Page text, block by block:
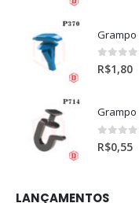
Grampo
0out
R$1,80
Grampo
0out
R$0,55
LANÇAMENTOS